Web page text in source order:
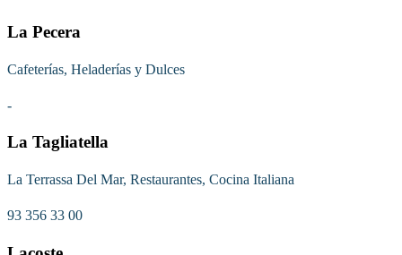
La Pecera
Cafeterías, Heladerías y Dulces
-
La Tagliatella
La Terrassa Del Mar, Restaurantes, Cocina Italiana
93 356 33 00